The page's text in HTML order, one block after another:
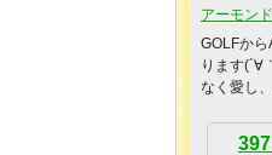
アーモン
GOLFか
ります(´∀
なく愛し
397